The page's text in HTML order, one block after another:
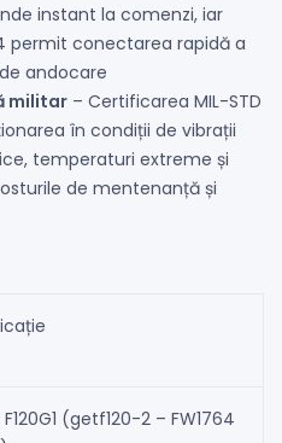
instant la comenzi, iar
permit conectarea rapidă a
andocare
militar – Certificarea MIL-STD
în condiții de vibrații
temperaturi extreme și
de mentenanță și
(getf120-2 – FW1764